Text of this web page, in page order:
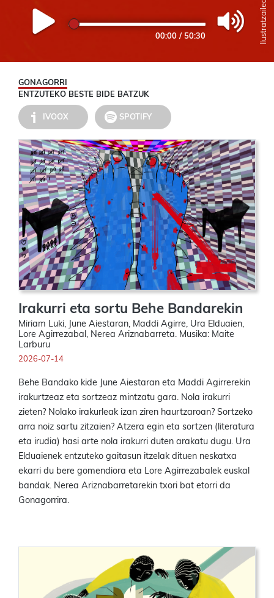
00:00 / 50:30
GONAGORRI
ENTZUTEKO BESTE BIDE BATZUK
IVOOX SPOTIFY
Irakurri eta sortu Behe Bandarekin
Miriam Luki, June Aiestaran, Maddi Agirre, Ura Elduaien,
Lore Agirrezabal, Nerea Ariznabarreta. Musika: Maite
Larburu
2026-07-14
Behe Bandako kide June Aiestaran eta Maddi Agirrerekin
irakurtzeaz eta sortzeaz mintzatu gara. Nola irakurri
zieten? Nolako irakurleak izan ziren haurtzaroan? Sortzeko
arra noiz sartu zitzaien? Atzera egin eta sortzen (literatura
eta irudia) hasi arte nola irakurri duten arakatu dugu. Ura
Elduaienek entzuteko gaitasun itzelak dituen neskatxa
ekarri du bere gomendiora eta Lore Agirrezabalek euskal
bandak. Nerea Ariznabarretarekin txori bat etorri da
Gonagorrira.